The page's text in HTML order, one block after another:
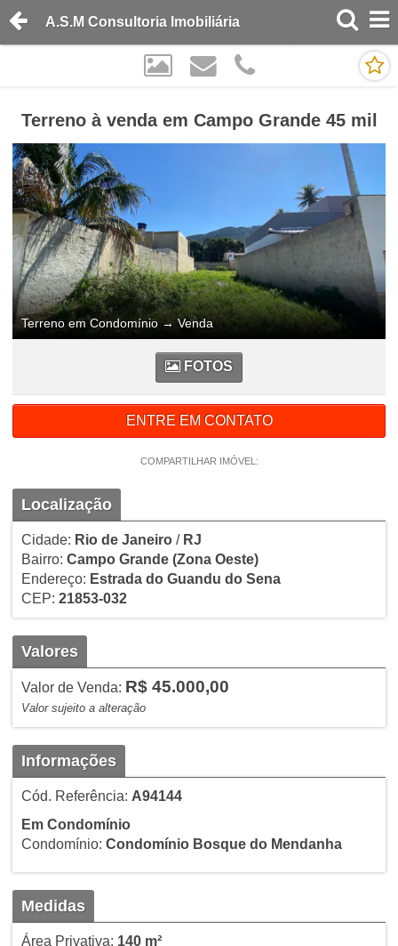
A.S.M Consultoria Imobiliária
Terreno à venda em Campo Grande 45 mil
Terreno em Condomínio→ Venda
FOTOS
ENTRE EM CONTATO
COMPARTILHAR IMÓVEL:
Localização
Cidade: Rio de Janeiro/ RJ
Bairro: Campo Grande (Zona Oeste)
Endereço: Estrada do Guandu do Sena
CEP: 21853-032
Valores
Valor de Venda: R$ 45.000,00
Valor sujeito a alteração
Informações
Cód. Referência: A94144
Em Condomínio
Condomínio: Condomínio Bosque do Mendanha
Medidas
Área Privativa: 140 m²